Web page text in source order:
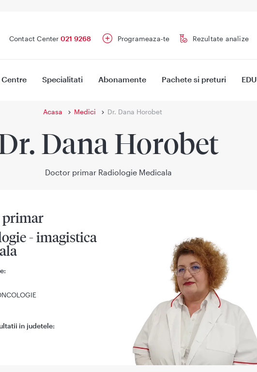
Contact Center 021 9268 Programeaza-te Rezultate analize
Centre Specialitati Abonamente Pachete si preturi EDU
Acasa Medici Dr. Dana Horobet
Dana Horobet
Doctor primar Radiologie Medicala
primar
- imagistica
in judetele: